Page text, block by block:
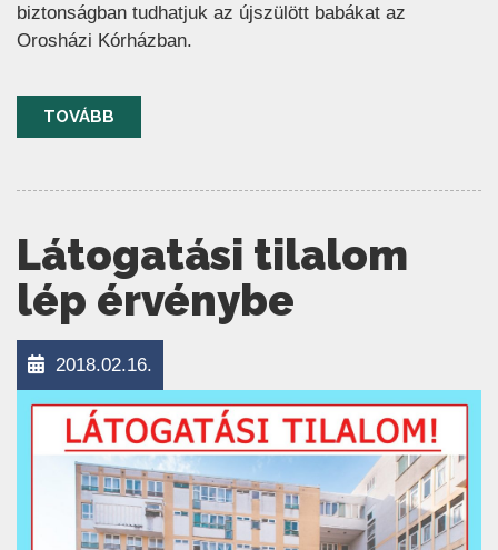
biztonságban tudhatjuk az újszülött babákat az
Orosházi Kórházban.
TOVÁBB
Látogatási tilalom
lép érvénybe
2018.02.16.